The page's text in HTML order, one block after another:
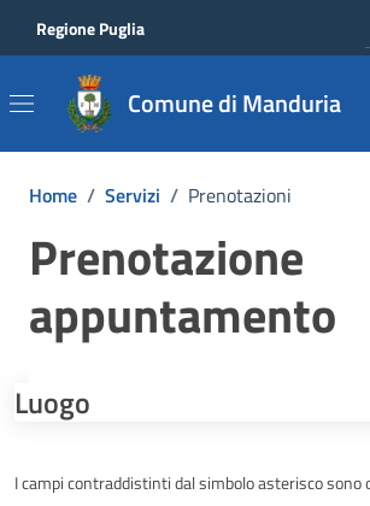
Regione Puglia
Comune di Manduria
Home / Servizi / Prenotazioni
Prenotazione
appuntamento
Luogo
I campi contraddistinti dal simbolo asterisco sono